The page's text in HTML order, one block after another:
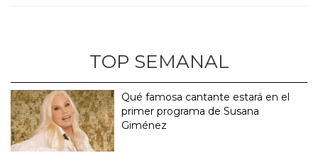
TOP SEMANAL
Qué famosa cantante estará en el
primer programa de Susana
Giménez